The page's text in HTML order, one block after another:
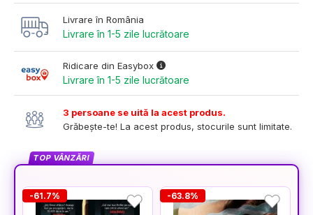
Livrare în România
Livrare în 1-5 zile lucrătoare
Ridicare din Easybox
Livrare în 1-5 zile lucrătoare
3 persoane se uită la acest produs.
Grăbește-te! La acest produs, stocurile sunt limitate.
TOP VÂNZĂRI
-61.7% -63.8%